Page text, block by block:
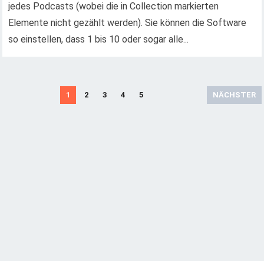
jedes Podcasts (wobei die in Collection markierten
Elemente nicht gezählt werden). Sie können die Software
so einstellen, dass 1 bis 10 oder sogar alle...
1 2 3 4 5 NÄCHSTER